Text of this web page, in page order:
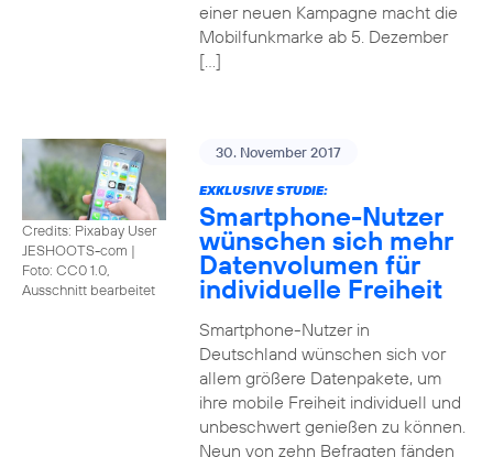
einer neuen Kampagne macht die
Mobilfunkmarke ab 5. Dezember
[…]
Credits: Pixabay User
JESHOOTS-com |
Foto: CC0 1.0,
Ausschnitt bearbeitet
30. November 2017
EXKLUSIVE STUDIE:
Smartphone-Nutzer
wünschen sich mehr
Datenvolumen für
individuelle Freiheit
Smartphone-Nutzer in
Deutschland wünschen sich vor
allem größere Datenpakete, um
ihre mobile Freiheit individuell und
unbeschwert genießen zu können.
Neun von zehn Befragten fänden